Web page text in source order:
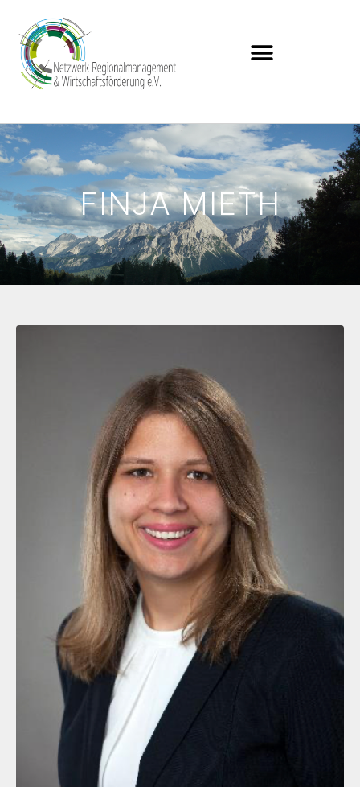
FINJA MIETH